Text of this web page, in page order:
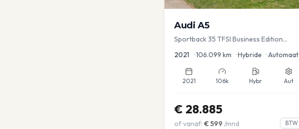
Audi A5
Sportback 35 TFSI Business Edition
2021 •106.099 km •Hybride •Automaat
2021 106k Hybr Aut
€ 28.885
of vanaf: € 599 /mnd BTW